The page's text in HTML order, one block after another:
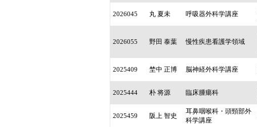
2026045 丸 夏未 呼吸器外科学講座
2026055 野田 泰葉 慢性疾患看護学領域
2025409 埜中 正博 脳神経外科学講座
2025444 朴 将源 臨床腫瘍科
2025459 阪上 智史
耳鼻咽喉科・頭頸部外
科学講座